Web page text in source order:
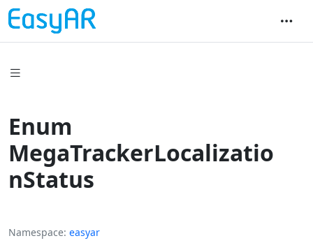
Enum
MegaTrackerLocalizatio
nStatus
Namespace easyar